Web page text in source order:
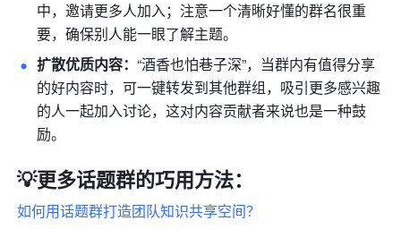
中，邀请更多人加入；注意一个清晰好懂的群名很重
要，确保别人能一眼了解主题。
扩散优质内容：“酒香也怕巷子深”，当群内有值得分享
的好内容时，可一键转发到其他群组，吸引更多感兴趣
的人一起加入讨论，这对内容贡献者来说也是一种鼓
励。
💡更多话题群的巧用方法：
如何用话题群打造团队知识共享空间？